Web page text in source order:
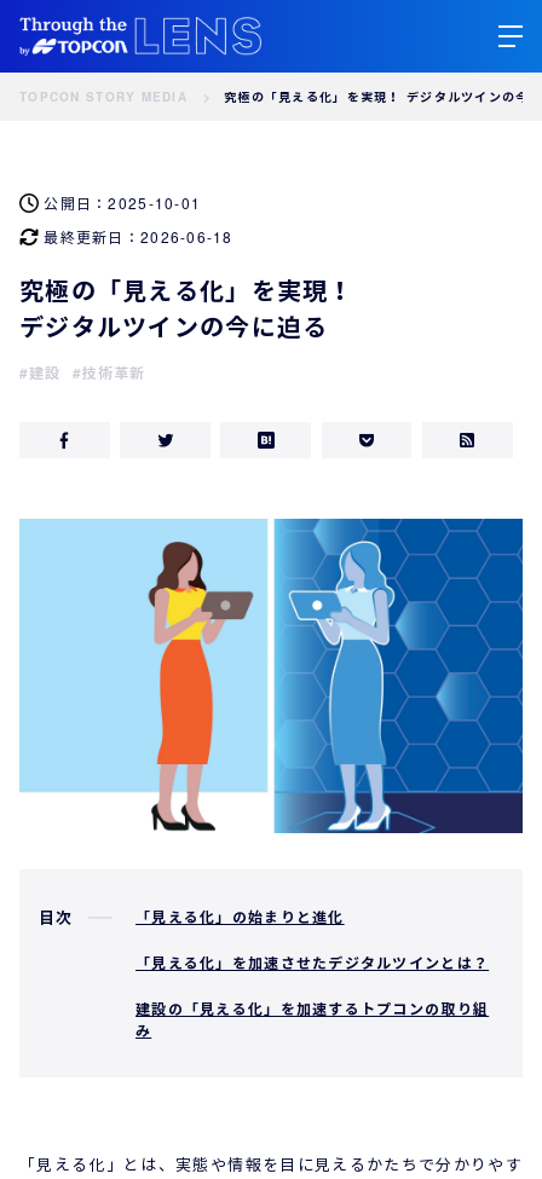
TOPCON STORY MEDIA 究極の「見える化」を実現！ デジタルツインの今
公開日：2025-10-01
最終更新日： 2026-06-18
究極の「見える化」を実現！
デジタルツインの今に迫る
建設 技術革新
目次 「見える化」の始まりと進化
「見える化」を加速させたデジタルツインとは？
建設の「見える化」を加速するトプコンの取り組
み
「見える化」とは、実態や情報を目に見えるかたちで分かりやす